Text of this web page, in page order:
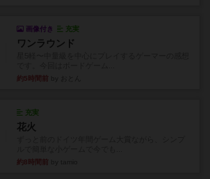
画像付き 充実
ワンラウンド
約5時間前
充実
花火
約8時間前